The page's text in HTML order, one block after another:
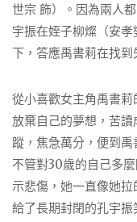
世宗 飾）。因為兩人
宇振在姪子柳燦（安
下，答應禹書莉在找到
從小喜歡女主角禹書
放棄自己的夢想，苦
蹤，焦急萬分，便到
不管對30歲的自己多
示悲傷，她一直像她拉
給了長期封閉的孔宇